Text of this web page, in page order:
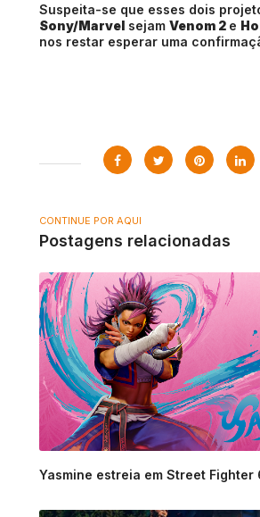
Suspeita-se que esses dois
Sony/Marvel sejam Venom 2 e
nos restar esperar uma
CONTINUE POR AQUI
Postagens relacionadas
Yasmine estreia em Street Fighter